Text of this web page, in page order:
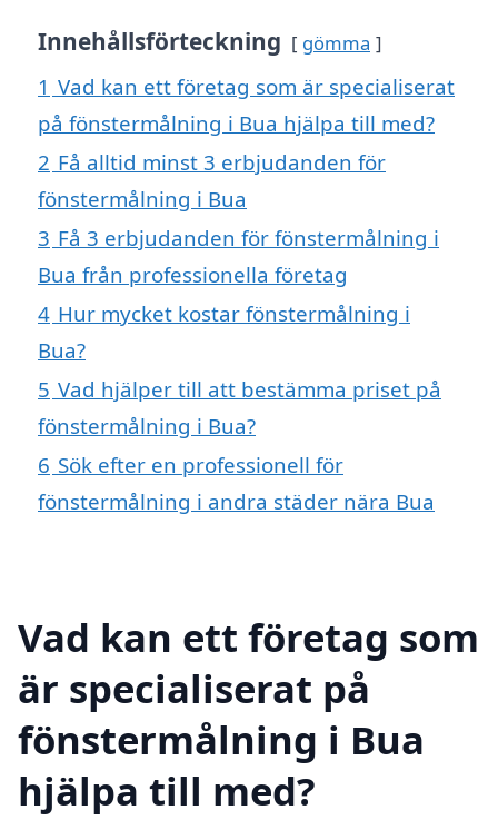
Innehållsförteckning gömma
1 Vad kan ett företag som är specialiserat
på fönstermålning i Bua hjälpa till med?
2 Få alltid minst 3 erbjudanden för
fönstermålning i Bua
3 Få 3 erbjudanden för fönstermålning i
Bua från professionella företag
4 Hur mycket kostar fönstermålning i
Bua?
5 Vad hjälper till att bestämma priset på
fönstermålning i Bua?
6 Sök efter en professionell för
fönstermålning i andra städer nära Bua
Vad kan ett företag som
är specialiserat på
fönstermålning i Bua
hjälpa till med?